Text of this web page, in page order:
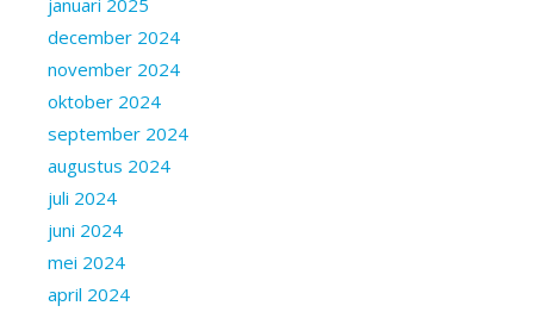
december 2024
november 2024
oktober 2024
september 2024
augustus 2024
juli 2024
juni 2024
mei 2024
april 2024